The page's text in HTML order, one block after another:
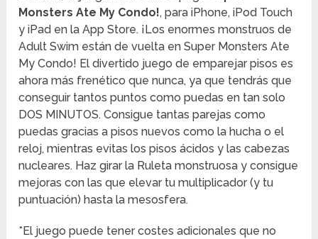
Monsters Ate My Condo!, para iPhone, iPod Touch
y iPad en la App Store. ¡Los enormes monstruos de
Adult Swim están de vuelta en Super Monsters Ate
My Condo! El divertido juego de emparejar pisos es
ahora más frenético que nunca, ya que tendrás que
conseguir tantos puntos como puedas en tan solo
DOS MINUTOS. Consigue tantas parejas como
puedas gracias a pisos nuevos como la hucha o el
reloj, mientras evitas los pisos ácidos y las cabezas
nucleares. Haz girar la Ruleta monstruosa y consigue
mejoras con las que elevar tu multiplicador (y tu
puntuación) hasta la mesosfera.
*El juego puede tener costes adicionales que no